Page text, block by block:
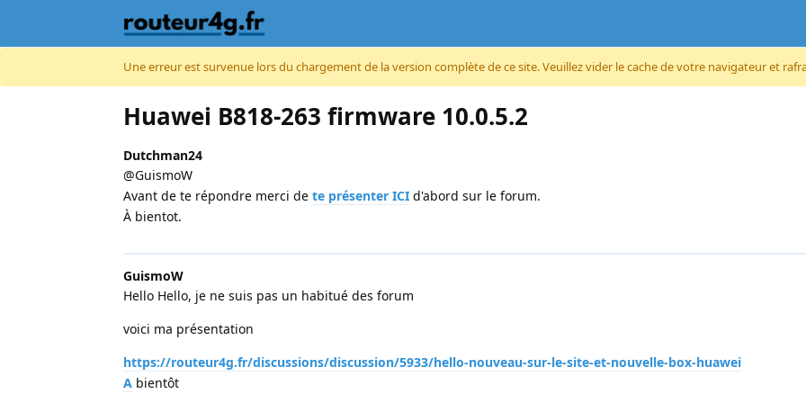
Accéder au contenu
Une erreur est survenue lors du chargement de la version complète de ce site. Veuillez vider le cache de votre navigateur et
Huawei B818-263 firmware 10.0.5.2
Dutchman24
@GuismoW
Avant de te répondre merci de te présenter ICI d'abord sur le forum.
À bientot.
GuismoW
Hello Hello, je ne suis pas un habitué des forum
voici ma présentation
https://routeur4g.fr/discussions/discussion/5933/hello-nouveau-sur-le-site-et-nouvelle-box-huawei
A bientôt